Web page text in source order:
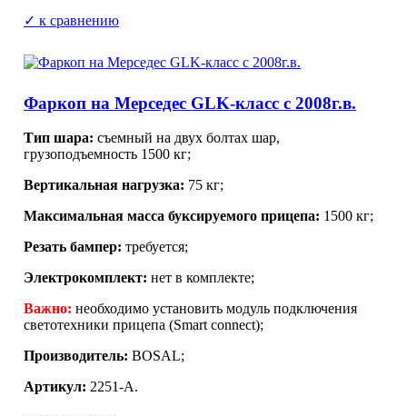
✓ к сравнению
Фаркоп на Мерседес GLK-класс с 2008г.в.
Тип шара: съемный на двух болтах шар,
грузоподъемность 1500 кг;
Вертикальная нагрузка: 75 кг;
Максимальная масса буксируемого прицепа: 1500 кг;
Резать бампер: требуется;
Электрокомплект: нет в комплекте;
Важно: необходимо установить модуль подключения
светотехники прицепа (Smart connect);
Производитель: BOSAL;
Артикул: 2251-A.